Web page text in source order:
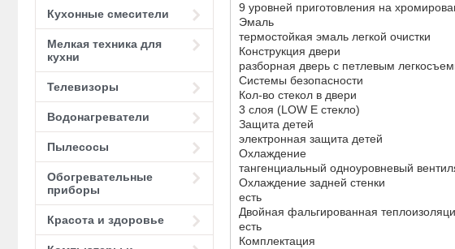
Кухонные смесители
Мелкая техника для
кухни
Телевизоры
Водонагреватели
Пылесосы
Обогревательные
приборы
Красота и здоровье
9 уровней приготовления на
Эмаль
термостойкая эмаль легкой очистки
Конструкция двери
разборная дверь с петлевым
Системы безопасности
Кол-во стекол в двери
3 слоя (LOW E стекло)
Защита детей
электронная защита детей
Охлаждение
тангенциальный одноуровневый
Охлаждение задней стенки
есть
Двойная фальгированная
есть
Комплектация